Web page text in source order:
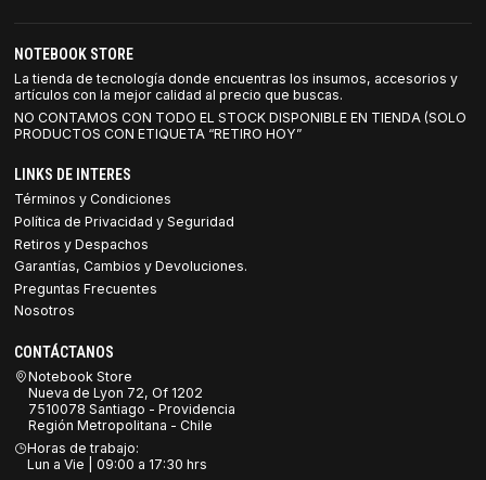
NOTEBOOK STORE
La tienda de tecnología donde encuentras los insumos, accesorios y
artículos con la mejor calidad al precio que buscas.
NO CONTAMOS CON TODO EL STOCK DISPONIBLE EN TIENDA (SOLO
PRODUCTOS CON ETIQUETA “RETIRO HOY”
LINKS DE INTERES
Términos y Condiciones
Política de Privacidad y Seguridad
Retiros y Despachos
Garantías, Cambios y Devoluciones.
Preguntas Frecuentes
Nosotros
CONTÁCTANOS
Notebook Store
Nueva de Lyon 72, Of 1202
7510078 Santiago - Providencia
Región Metropolitana - Chile
Horas de trabajo:
Lun a Vie | 09:00 a 17:30 hrs